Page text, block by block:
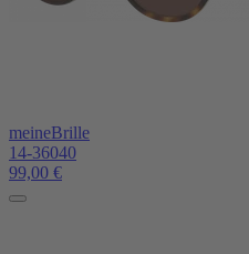
meineBrille
14-36040
99,00 €